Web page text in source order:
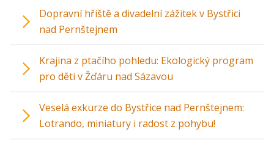
Dopravní hřiště a divadelní zážitek v Bystřici
nad Pernštejnem
Krajina z ptačího pohledu: Ekologický program
pro děti v Žďáru nad Sázavou
Veselá exkurze do Bystřice nad Pernštejnem:
Lotrando, miniatury i radost z pohybu!